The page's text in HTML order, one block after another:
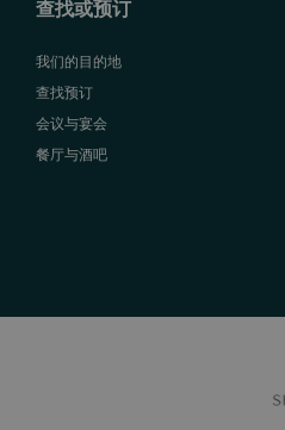
查找或预订
我们的目的地
查找预订
会议与宴会
餐厅与酒吧